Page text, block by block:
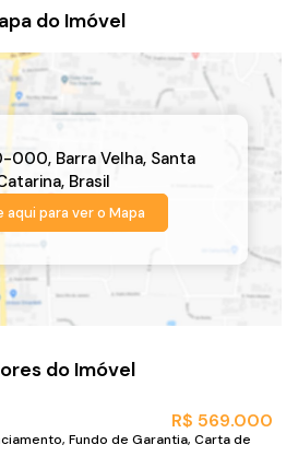
do Imóvel
000, Barra Velha, Santa
, Brasil
aqui para ver o Mapa
do Imóvel
R$ 569.000
Fundo de Garantia, Carta de